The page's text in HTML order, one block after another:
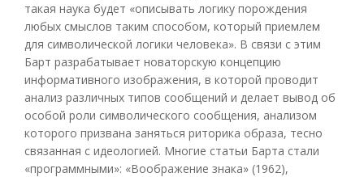
такая наука будет «описывать логику порождения
любых смыслов таким способом, который приемлем
для символической логики человека». В связи с этим
Барт разрабатывает новаторскую концепцию
информативного изображения, в которой проводит
анализ различных типов сообщений и делает вывод об
особой роли символического сообщения, анализом
которого призвана заняться риторика образа, тесно
связанная с идеологией. Многие статьи Барта стали
«программными»: «Воображение знака» (1962),